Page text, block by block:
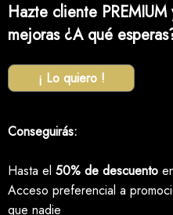
Hazte cliente
mejoras ¿A qué
¡ Lo quiero !
Conseguirás:
Hasta el 50% de descuento
Acceso preferencial a
que nadie